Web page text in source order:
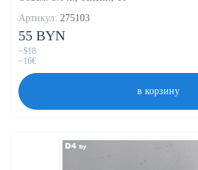
Артикул: 275103
55 BYN
~$18
~16€
в корзину